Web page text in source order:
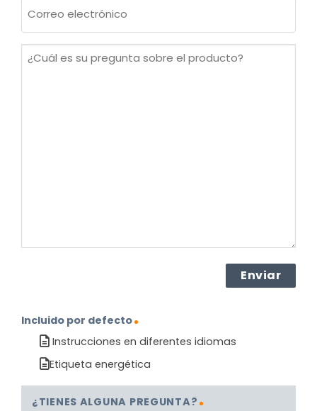
electrónico
¿Cuál
Incluido por defecto
Instrucciones en diferentes idiomas
Etiqueta energética
¿TIENES ALGUNA PREGUNTA?